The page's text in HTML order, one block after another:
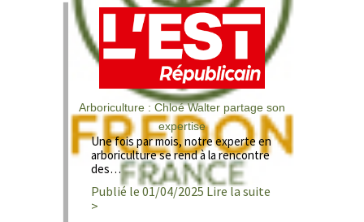
Arboriculture : Chloé Walter partage son
expertise
Une fois par mois, notre experte en
arboriculture se rend à la rencontre
des…
Publié le 01/04/2025 Lire la suite
>